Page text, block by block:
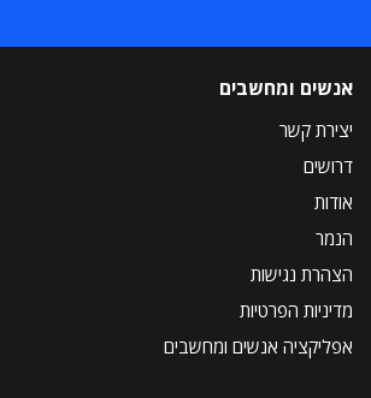
אנשים ומחשבים
יצירת קשר
דרושים
אודות
הנמר
הצהרת נגישות
מדיניות הפרטיות
אפליקציה אנשים ומחשבים